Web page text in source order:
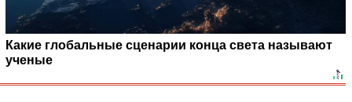
Какие глобальные сценарии конца света называют
ученые